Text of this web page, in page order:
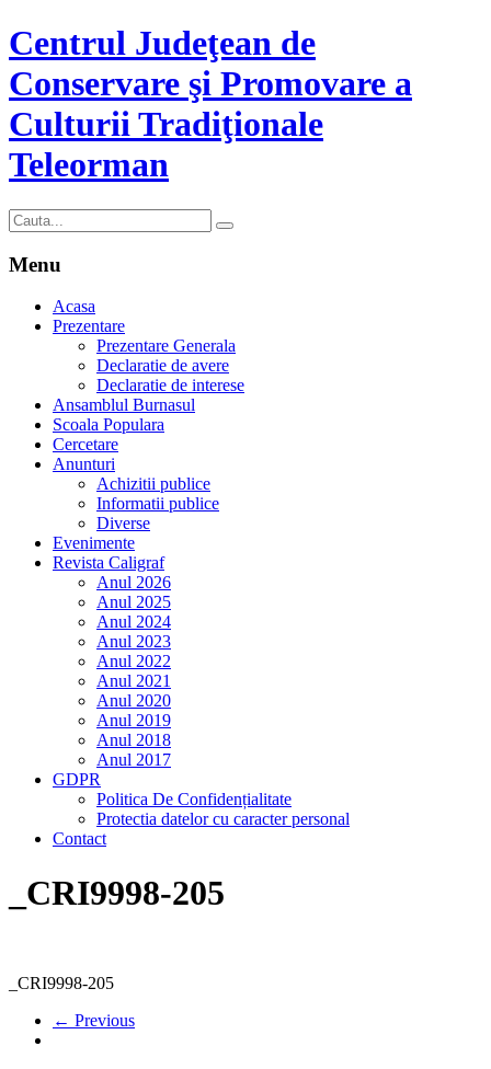
Centrul Judeţean de
Conservare şi Promovare a
Culturii Tradiţionale
Teleorman
Menu
Acasa
Prezentare
Prezentare Generala
Declaratie de avere
Declaratie de interese
Ansamblul Burnasul
Scoala Populara
Cercetare
Anunturi
Achizitii publice
Informatii publice
Diverse
Evenimente
Revista Caligraf
Anul 2026
Anul 2025
Anul 2024
Anul 2023
Anul 2022
Anul 2021
Anul 2020
Anul 2019
Anul 2018
Anul 2017
GDPR
Politica De Confidențialitate
Protectia datelor cu caracter personal
Contact
_CRI9998-205
_CRI9998-205
← Previous